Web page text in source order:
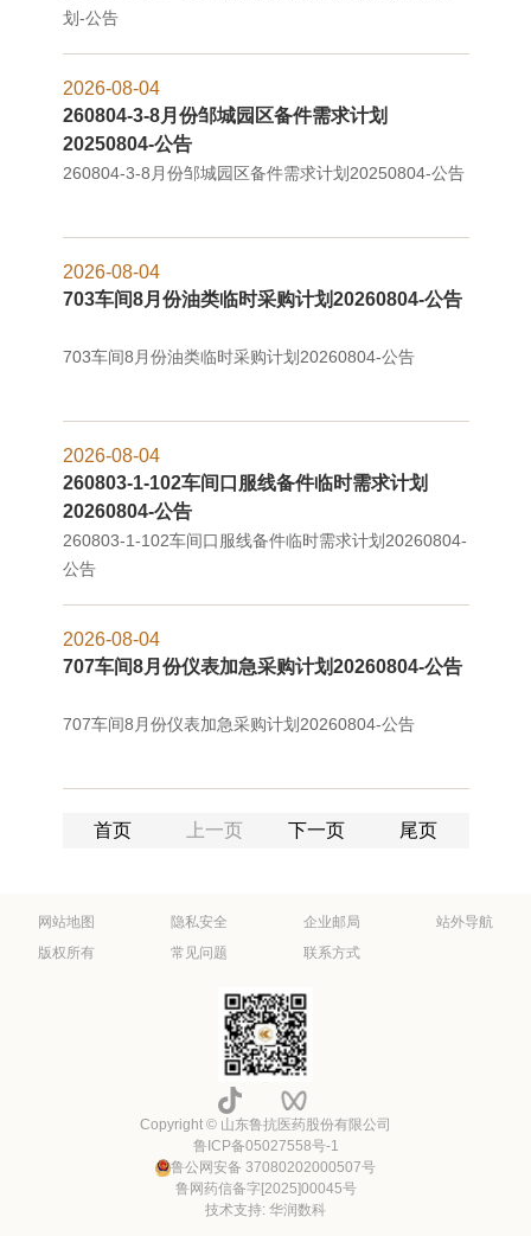
划-公告
2026-08-04
260804-3-8月份邹城园区备件需求计划
20250804-公告
260804-3-8月份邹城园区备件需求计划20250804-公告
2026-08-04
703车间8月份油类临时采购计划20260804-公告
703车间8月份油类临时采购计划20260804-公告
2026-08-04
260803-1-102车间口服线备件临时需求计划
20260804-公告
260803-1-102车间口服线备件临时需求计划20260804-
公告
2026-08-04
707车间8月份仪表加急采购计划20260804-公告
707车间8月份仪表加急采购计划20260804-公告
首页 上一页 下一页 尾页
网站地图 隐私安全 企业邮局
站外导航
版权所有
常见问题 联系方式
Copyright © 山东鲁抗医药股份有限公司
鲁ICP备05027558号-1
鲁公网安备 37080202000507号
鲁网药信备字[2025]00045号
技术支持: 华润数科